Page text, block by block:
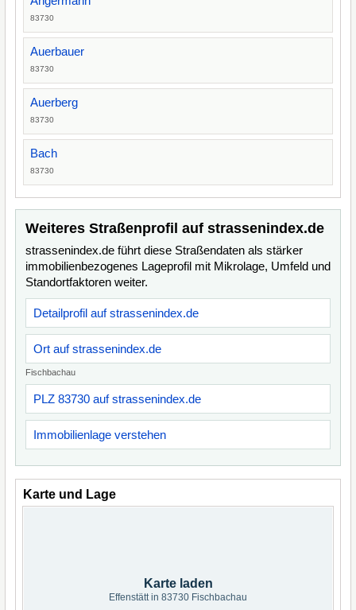
83730
Auerbauer
83730
Auerberg
83730
Bach
83730
Weiteres Straßenprofil auf strassenindex.de
strassenindex.de führt diese Straßendaten als stärker
immobilienbezogenes Lageprofil mit Mikrolage, Umfeld und
Standortfaktoren weiter.
Detailprofil auf strassenindex.de
Ort auf strassenindex.de
Fischbachau
PLZ 83730 auf strassenindex.de
Immobilienlage verstehen
Karte und Lage
Karte laden
Effenstätt in 83730 Fischbachau